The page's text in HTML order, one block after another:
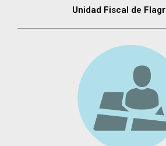
Unidad Fiscal de